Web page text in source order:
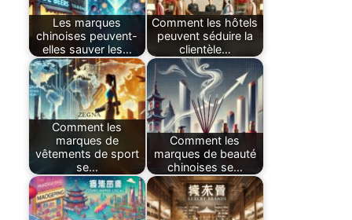
Les marques
chinoises peuvent-
elles sauver les…
Comment les hôtels
peuvent séduire la
clientèle…
Comment les
marques de
vêtements de sport
se…
Comment les
marques de beauté
chinoises se…